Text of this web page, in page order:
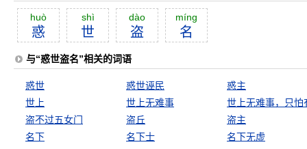
huò
惑
shì
世
dào
盗
míng
名
与“惑世盗名”相关的词语
惑世 惑世诬民
惑主
世上
世上无难事
盗不过五女门
盗丘
盗主
名下
名下士 名下无虚